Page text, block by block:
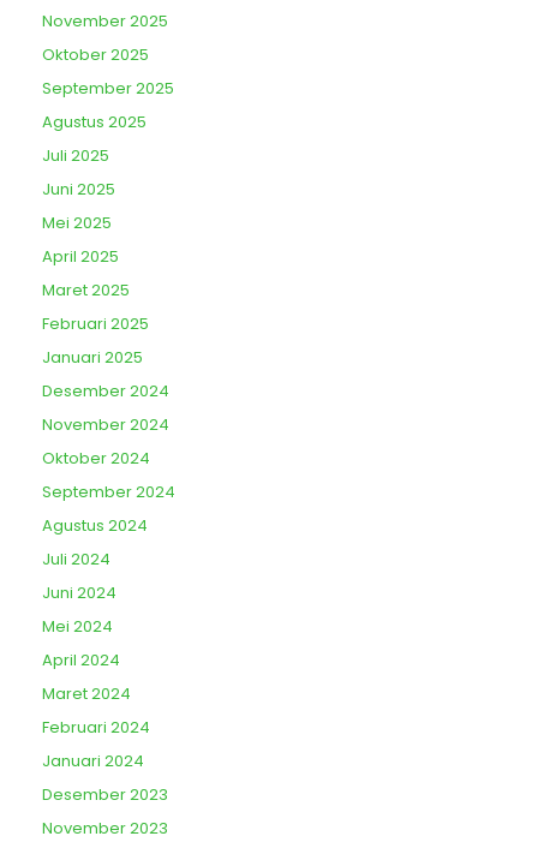
November 2025
Oktober 2025
September 2025
Agustus 2025
Juli 2025
Juni 2025
Mei 2025
April 2025
Maret 2025
Februari 2025
Januari 2025
Desember 2024
November 2024
Oktober 2024
September 2024
Agustus 2024
Juli 2024
Juni 2024
Mei 2024
April 2024
Maret 2024
Februari 2024
Januari 2024
Desember 2023
November 2023